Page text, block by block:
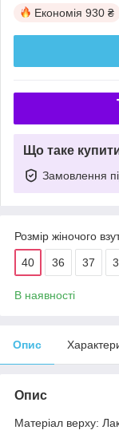
Економія 930 ₴
Що таке
Замовлення
Розмір жіночого
40 36 37
В наявності
Опис
Опис
Матеріал верху: